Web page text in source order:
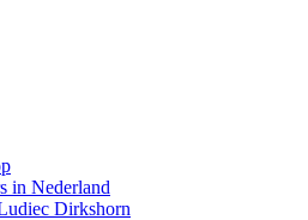
in Nederland
Dirkshorn